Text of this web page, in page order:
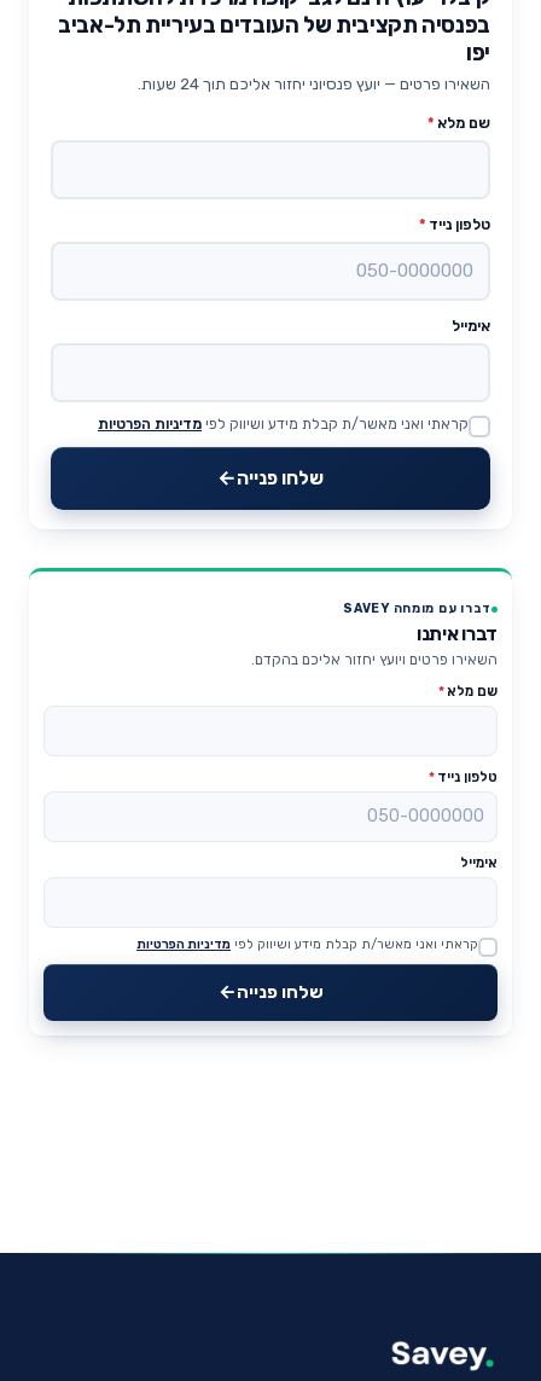
בפנסיה תקציבית של העובדים בעיריית תל-אביב
יפו
השאירו פרטים — יועץ פנסיוני יחזור אליכם תוך 24 שעות.
שם מלא *
טלפון נייד *
אימייל
Website
קראתי ואני מאשר/ת קבלת מידע ושיווק לפי מדיניות הפרטיות
שלחו פנייה
דברו עם מומחה SAVEY
דברו איתנו
השאירו פרטים ויועץ יחזור אליכם בהקדם.
שם מלא*
טלפון נייד *
אימייל
Website
קראתי ואני מאשר/ת קבלת מידע ושיווק לפי מדיניות הפרטיות
שלחו פנייה